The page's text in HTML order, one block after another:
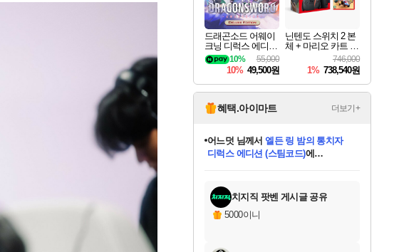
드래곤소드 어웨이
크닝 디럭스 에디션
DragonSword Awake
ning Deluxe Edition
55,000
10%
10% 49,500원
닌텐도 스위치 2 본
체 + 마리오 카트 월
746,000
1% 738,540원
혜택.아이마트 더보기+
당첨되셨습니다.
당첨되셨습니다.
어느덧 님께서엘든 링 밤의 통치자
디럭스 에디션 (스팀코드)에
당첨되셨습니다.
에디션 (스팀코드)를 교환.
당첨되셨습니다.
당첨되셨습니다.
당첨되셨습니다.
당첨되셨습니다.
치지직 팟벤 게시글 공유
5000이니